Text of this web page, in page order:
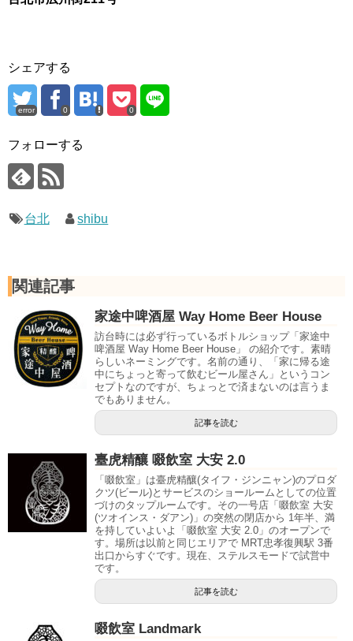
シェアする
error 0 0
フォローする
台北 shibu
関連記事
家途中啤酒屋 Way Home Beer House
訪台時には必ず行っているボトルショップ「家途中
啤酒屋 Way Home Beer House」 の紹介です。素晴
らしいネーミングです。名前の通り、「家に帰る途
中にちょっと寄って飲むビール屋さん」というコン
セプトなのですが、ちょっとで済まないのは言うま
でもありません。
記事を読む
臺虎精釀 啜飲室 大安 2.0
「啜飲室」は臺虎精釀(タイフ・ジンニャン)のプロダ
クツ(ビール)とサービスのショールームとしての位置
づけのタップルームです。その一号店「啜飲室 大安
(ツオインス・ダアン)」の突然の閉店から 1年半、満
を持していよいよ「啜飲室 大安 2.0」のオープンで
す。場所は以前と同じエリアで MRT忠孝復興駅 3番
出口からすぐです。現在、ステルスモードで試営中
です。
記事を読む
啜飲室 Landmark